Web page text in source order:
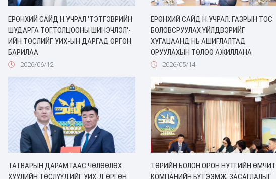
ЕРӨНХИЙ САЙД Н.УЧРАЛ 'ТЭТГЭВРИЙН
ШУДАРГА ТОГТОЛЦООНЫ ШИНЭЧЛЭЛ'-
ИЙН ТӨСЛИЙГ УИХ-ЫН ДАРГАД ӨРГӨН
БАРИЛАА
2026/06/12
ЕРӨНХИЙ САЙД Н.УЧРАЛ: ГАЗРЫН ТОС
БОЛОВСРУУЛАХ ҮЙЛДВЭРИЙГ
ХУГАЦААНД НЬ АШИГЛАЛТАД
ОРУУЛАХЫН ТӨЛӨӨ АЖИЛЛАНА
2026/05/14
ТАТВАРЫН ДАРАМТААС ЧӨЛӨӨЛӨХ
ХУУЛИЙН ТӨСЛҮҮДИЙГ УИХ-Д ӨРГӨН
ТӨРИЙН БОЛОН ОРОН НУТГИЙН ӨМЧИТ
КОМПАНИЙН БҮТЭЭМЖ, ЗАСАГЛАЛЫГ